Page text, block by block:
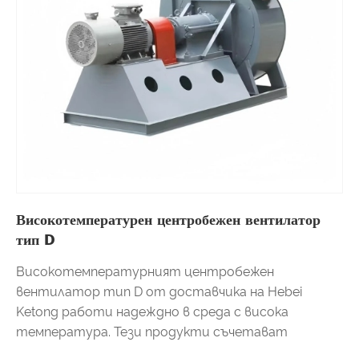
Високотемпературен центробежен вентилатор
тип D
Високотемпературният центробежен
вентилатор тип D от доставчика на Hebei
Ketong работи надеждно в среда с висока
температура. Тези продукти съчетават